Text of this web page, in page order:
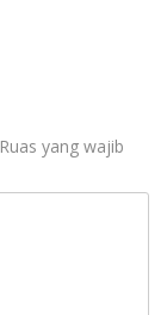
Ruas yang wajib